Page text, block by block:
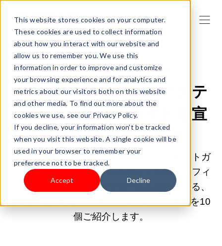
This website stores cookies on your computer.
These cookies are used to collect information
about how you interact with our website and
allow us to remember you. We use this
information in order to improve and customize
your browsing experience and for analytics and
metrics about our visitors both on this website
and other media. To find out more about the
cookies we use, see our Privacy Policy.
If you decline, your information won’t be tracked
when you visit this website. A single cookie will be
used in your browser to remember your
preference not to be tracked.
Accept Decline
2025/05/27 19:00:00 |製品の販売
2025年「父の日」マーケテ
ィング：ウェブサイトを宣
伝する10のアイデア
Webデザイン、スペシャルオファー、ギフトガ
イド、POD、EDM......Webサイトへのトラフィ
ックを増やし、有意義なセールスを促進する、
効果的な父の日マーケティングのアイデアを10
個ご紹介します。